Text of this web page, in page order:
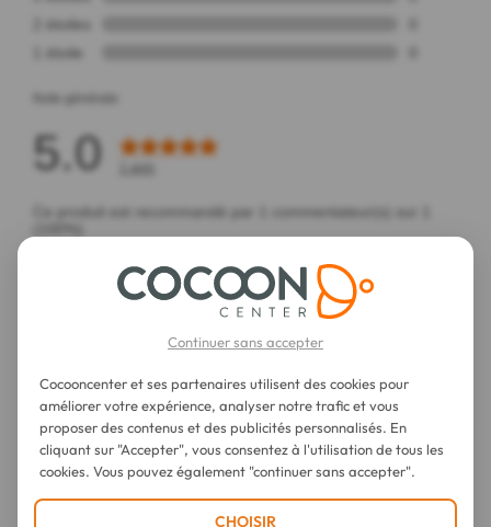
Continuer sans accepter
Cocooncenter et ses partenaires utilisent des cookies pour
améliorer votre expérience, analyser notre trafic et vous
proposer des contenus et des publicités personnalisés. En
cliquant sur "Accepter", vous consentez à l'utilisation de tous les
cookies. Vous pouvez également "continuer sans accepter".
CHOISIR